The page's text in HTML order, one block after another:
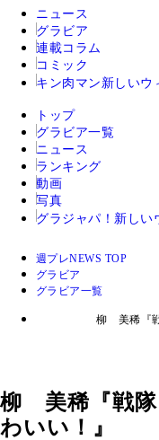
ニュース
グラビア
連載コラム
コミック
キン肉マン 新しいウ
トップ
グラビア一覧
ニュース
ランキング
動画
写真
グラジャパ！ 新しい
週プレNEWS TOP
グラビア
グラビア一覧
柳 美稀『戦
柳 美稀『戦隊
わいい！』